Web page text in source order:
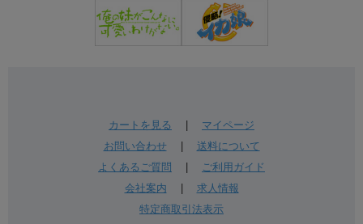
カートを見る
マイページ
お問い合わせ| 送料について
よくあるご質問
ご利用ガイド
会社案内
求人情報
特定商取引法表示